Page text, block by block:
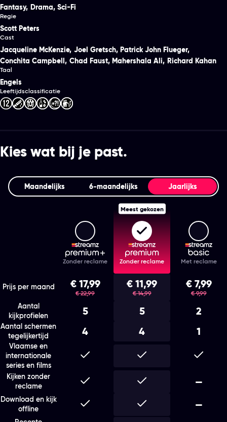
Fantasy, Drama, Sci-Fi
Regie
Scott Peters
Cast
Jacqueline McKenzie, Joel Gretsch, Patrick John Flueger,
Conchita Campbell, Chad Faust, Mahershala Ali, Richard Kahan
Taal
Engels
Leeftijdsclassificatie
Kies wat bij je past.
Maandelijks 6‑maandelijks Jaarlijks
Kies het abonnement en de looptijd die bij je past
Streamz Premium+
Zonder reclame
Meest gekozen
Streamz Premium
Zonder reclame Met reclame
Prijs per maand € 17,99
was
€ 22,99
€ 11,99
was
€ 14,99
€ 7,99
was
€ 9,99
Aantal
kijkprofielen
5 5 2
Aantal schermen
tegelijkertijd
4 4 1
Vlaamse en
internationale
series en films
Inbegrepen Inbegrepen
Kijken zonder
reclame
Inbegrepen Inbegrepen Niet
—
Download en kijk
offline
Inbegrepen Inbegrepen Niet
—